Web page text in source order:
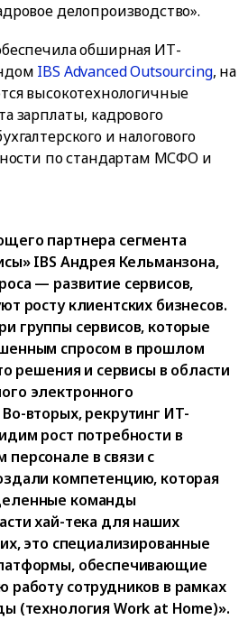
делопроизводство».
обширная ИТ-
IBS Advanced Outsourcing, на
высокотехнологичные
зарплаты, кадрового
и налогового
по стандартам МСФО и
партнера сегмента
IBS Андрея Кельманзона,
— развитие сервисов,
росту клиентских бизнесов.
группы сервисов, которые
спросом в прошлом
решения и сервисы в области
электронного
вторых, рекрутинг ИТ-
рост потребности в
в связи с
компетенцию, которая
команды
хай-тека для наших
это специализированные
обеспечивающие
работу сотрудников в рамках
(технология Work at Home)».